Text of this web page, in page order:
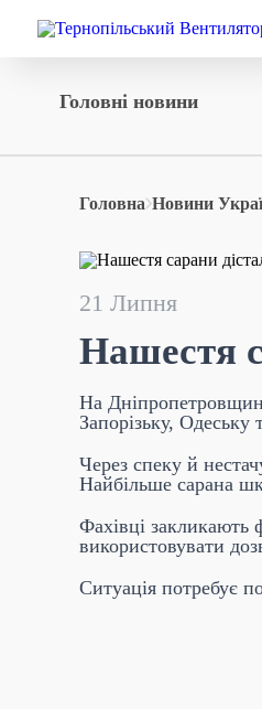
Головні новини
Головна Новини
21 Липня
Нашестя
На
Запорізьку, Одеську
Через спеку й
Найбільше сарана
Фахівці закликають
використовувати
Ситуація потребує